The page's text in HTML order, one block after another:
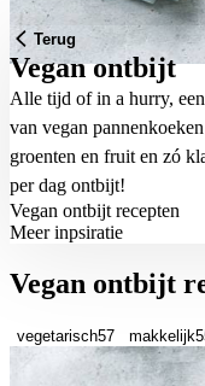
Terug
Vegan ontbijt
Alle tijd of in a hurry,
van vegan
groenten en fruit en zó
per dag ontbijt!
Vegan ontbijt recepten
Meer inpsiratie
Vegan ontbijt
vegetarisch57 makkelijk